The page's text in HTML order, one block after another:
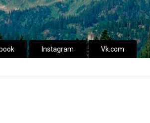
Instagram Vk.com